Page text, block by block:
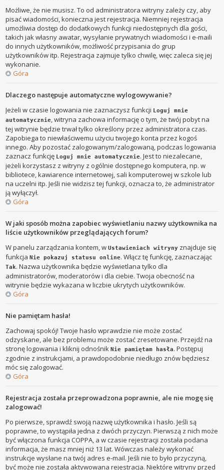
Możliwe, że nie musisz. To od administratora witryny zależy czy, aby
pisać wiadomości, konieczna jest rejestracja. Niemniej rejestracja
umożliwia dostęp do dodatkowych funkcji niedostępnych dla gości,
takich jak własny awatar, wysyłanie prywatnych wiadomości i e-maili
do innych użytkowników, możliwość przypisania do grup
użytkowników itp. Rejestracja zajmuje tylko chwilę, więc zaleca się jej
wykonanie.
Góra
Dlaczego następuje automatyczne wylogowywanie?
Jeżeli w czasie logowania nie zaznaczysz funkcji Loguj mnie
automatycznie, witryna zachowa informację o tym, że twój pobyt na
tej witrynie będzie trwał tylko określony przez administratora czas.
Zapobiega to niewłaściwemu użyciu twojego konta przez kogoś
innego. Aby pozostać zalogowanym/zalogowaną, podczas logowania
zaznacz funkcję Loguj mnie automatycznie. Jest to niezalecane,
jeżeli korzystasz z witryny z ogólnie dostępnego komputera, np. w
bibliotece, kawiarence internetowej, sali komputerowej w szkole lub
na uczelni itp. Jeśli nie widzisz tej funkcji, oznacza to, że administrator
ją wyłączył.
Góra
W jaki sposób można zapobiec wyświetlaniu nazwy użytkownika na
liście użytkowników przeglądających forum?
W panelu zarządzania kontem, wUstawieniach witryny znajduje się
funkcjaNie pokazuj statusu online. Włącz tę funkcję, zaznaczając
Tak. Nazwa użytkownika będzie wyświetlana tylko dla
administratorów, moderatorów i dla ciebie. Twoja obecność na
witrynie będzie wykazana w liczbie ukrytych użytkowników.
Góra
Nie pamiętam hasła!
Zachowaj spokój! Twoje hasło wprawdzie nie może zostać
odzyskane, ale bez problemu może zostać zresetowane. Przejdź na
stronę logowania i kliknij odnośnikNie pamiętam hasła. Postępuj
zgodnie z instrukcjami, a prawdopodobnie niedługo znów będziesz
móc się zalogować.
Góra
Rejestracja została przeprowadzona poprawnie, ale nie mogę się
zalogować!
Po pierwsze, sprawdź swoją nazwę użytkownika i hasło. Jeśli są
poprawne, to wystąpiła jedna z dwóch przyczyn. Pierwszą z nich może
być włączona funkcja COPPA, a w czasie rejestracji została podana
informacja, że masz mniej niż 13 lat. Wówczas należy wykonać
instrukcje wysłane na twój adres e-mail. Jeśli nie to było przyczyną,
być może nie została aktywowana rejestracja. Niektóre witryny przed